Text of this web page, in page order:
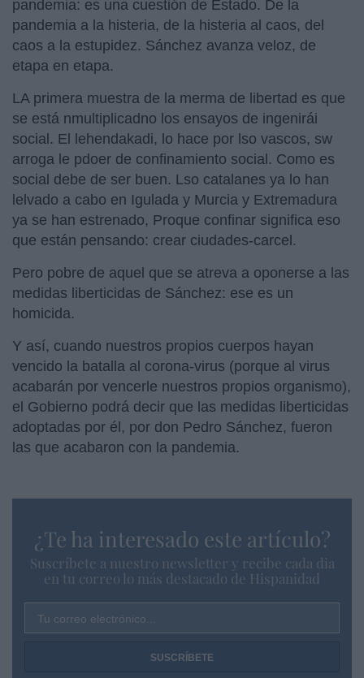
pandemia: es una cuestión de Estado. De la
pandemia a la histeria, de la histeria al caos, del
caos a la estupidez. Sánchez avanza veloz, de
etapa en etapa.
LA primera muestra de la merma de libertad es que
se está nmultiplicadno los ensayos de ingenirái
social. El lehendakadi, lo hace por lso vascos, sw
arroga le pdoer de confinamiento social. Como es
social debe de ser buen. Lso catalanes ya lo han
lelvado a cabo en Igulada y Murcia y Extremadura
ya se han estrenado, Proque confinar significa eso
que están pensando: crear ciudades-carcel.
Pero pobre de aquel que se atreva a oponerse a las
medidas liberticidas de Sánchez: ese es un
homicida.
Y así, cuando nuestros propios cuerpos hayan
vencido la batalla al corona-virus (porque al virus
acabarán por vencerle nuestros propios organismo),
el Gobierno podrá decir que las medidas liberticidas
adoptadas por él, por don Pedro Sánchez, fueron
las que acabaron con la pandemia.
¿Te ha interesado este artículo?
Suscríbete a nuestro newsletter y recibe cada dia
en tu correo lo más destacado de Hispanidad
Tu correo electrónico...